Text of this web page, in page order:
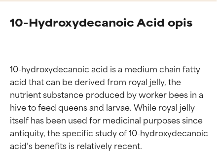
10-Hydroxydecanoic Acid opis
10-hydroxydecanoic acid is a medium chain fatty
acid that can be derived from royal jelly, the
nutrient substance produced by worker bees in a
hive to feed queens and larvae. While royal jelly
itself has been used for medicinal purposes since
antiquity, the specific study of 10-hydroxydecanoic
acid’s benefits is relatively recent.